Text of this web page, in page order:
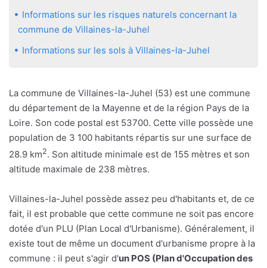
Informations sur les risques naturels concernant la
commune de Villaines-la-Juhel
Informations sur les sols à Villaines-la-Juhel
La commune de Villaines-la-Juhel (53) est une commune
du département de la Mayenne et de la région Pays de la
Loire. Son code postal est 53700. Cette ville possède une
population de 3 100 habitants répartis sur une surface de
28.9 km2. Son altitude minimale est de 155 mètres et son
altitude maximale de 238 mètres.
Villaines-la-Juhel possède assez peu d'habitants et, de ce
fait, il est probable que cette commune ne soit pas encore
dotée d'un PLU (Plan Local d'Urbanisme). Généralement, il
existe tout de même un document d'urbanisme propre à la
commune : il peut s'agir d'un POS (Plan d'Occupation des